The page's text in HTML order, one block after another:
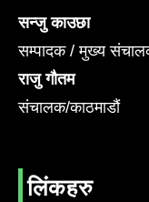
सन्जु काउछा
सम्पादक / मुख्य
राजु गौतम
संचालक/काठमाडौं
लिंकहरु